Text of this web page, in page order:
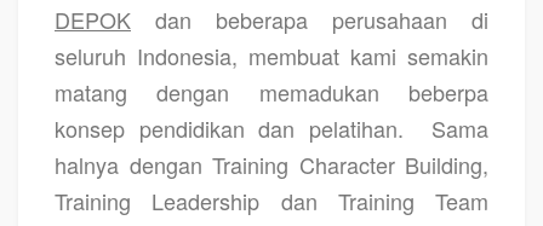
DEPOK dan beberapa perusahaan di
seluruh Indonesia, membuat kami semakin
matang dengan memadukan beberpa
konsep pendidikan dan pelatihan.
Sama
halnya dengan Training Character Building,
Training Leadership dan Training Team